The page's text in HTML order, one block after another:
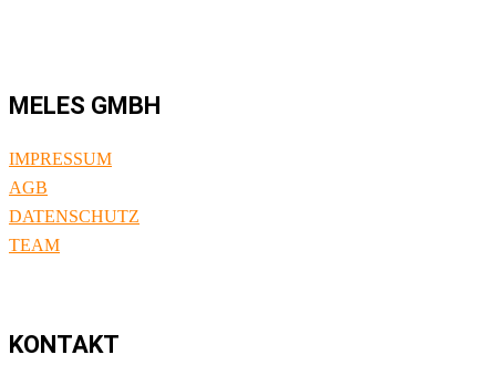
MELES GMBH
IMPRESSUM
AGB
DATENSCHUTZ
TEAM
KONTAKT